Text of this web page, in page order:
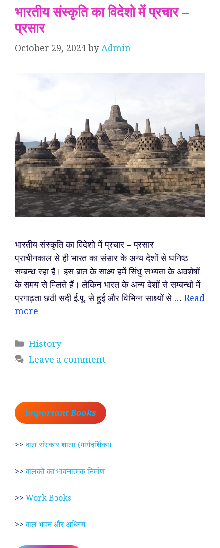
भारतीय संस्कृति का विदेशो में प्रचार –
प्रसार
October 29, 2024 byAdmin
भारतीय संस्कृति का विदेशो में प्रचार – प्रसार
प्राचीनकाल से ही भारत का संसार के अन्य देशों से घनिष्ठ
सम्बन्ध रहा है। इस बात के साक्ष्य हमें सिंधु सभ्यता के अवशेषों
के समय से मिलते हैं। लेकिन भारत के अन्य देशों से सम्बन्धों में
प्रगाढ़ता छठी सदी ई.पू. से हुई और विभिन्न साक्ष्यों से … Read
more
Categories
History
Leave a comment
Important Books
>>बाल संस्कार शाला (मार्गदर्शिका)
>>बालकों का भावनात्मक निर्माण
>> Work Books
>>बाल भवन और अधिगम